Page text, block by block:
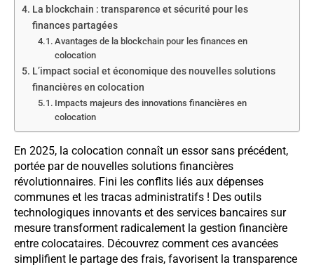
La blockchain : transparence et sécurité pour les
finances partagées
Avantages de la blockchain pour les finances en
colocation
L’impact social et économique des nouvelles solutions
financières en colocation
Impacts majeurs des innovations financières en
colocation
En 2025, la colocation connaît un essor sans précédent,
portée par de nouvelles solutions financières
révolutionnaires. Fini les conflits liés aux dépenses
communes et les tracas administratifs ! Des outils
technologiques innovants et des services bancaires sur
mesure transforment radicalement la gestion financière
entre colocataires. Découvrez comment ces avancées
simplifient le partage des frais, favorisent la transparence